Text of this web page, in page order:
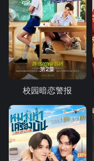
第2集
校园暗恋警报